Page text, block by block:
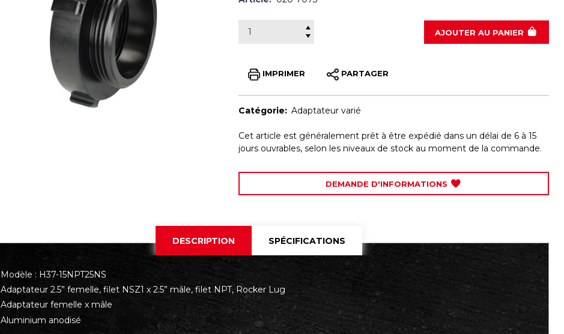
AJOUTER020-7073
AU PANIER
IMPRIMER PARTAGER
Catégorie:Adaptateur varié
Cet article est généralement prêt à être expédié dans un délai de 6 à 15
jours ouvrables, selon les niveaux de stock au moment de la commande.
DEMANDE D'INFORMATIONS
DESCRIPTION SPÉCIFICATIONS
Modèle : H37-15NPT25NS
Adaptateur 2.5” femelle, filet NSZ1 x 2.5” mâle, filet NPT, Rocker Lug
Adaptateur femelle x mâle
Aluminium anodisé